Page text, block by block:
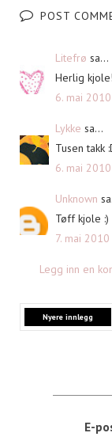
POST
Litefrø sa...
Herlig
6. mai
Lykke sa...
Tusen takk
6. mai
Unknown
Tøff kjole :)
7. mai
Legg inn en
Nyere innlegg
E-